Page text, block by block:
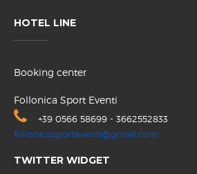
HOTEL LINE
Booking center
Follonica Sport Eventi
+39 0566 58699 - 3662552833
follonicasporteventi@gmail.com
TWITTER WIDGET